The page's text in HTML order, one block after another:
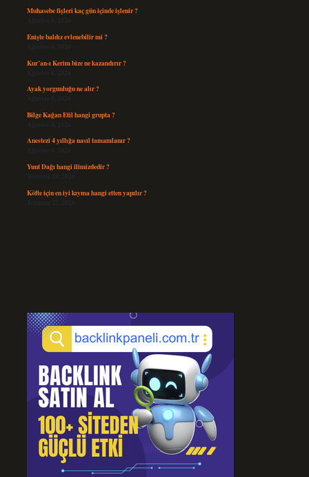
Muhasebe fişleri kaç gün içinde işlenir ?
Ağustos 8, 2026
Enişte baldız evlenebilir mi ?
Ağustos 6, 2026
Kur’an-ı Kerim bize ne kazandırır ?
Ağustos 6, 2026
Ayak yorgunluğu ne alır ?
Ağustos 5, 2026
Bilge Kağan Etil hangi grupta ?
Ağustos 4, 2026
Anestezi 4 yıllığa nasıl tamamlanır ?
Ağustos 4, 2026
Yunt Dağı hangi ilimizdedir ?
Temmuz 29, 2026
Köfte için en iyi kıyma hangi etten yapılır ?
Temmuz 27, 2026